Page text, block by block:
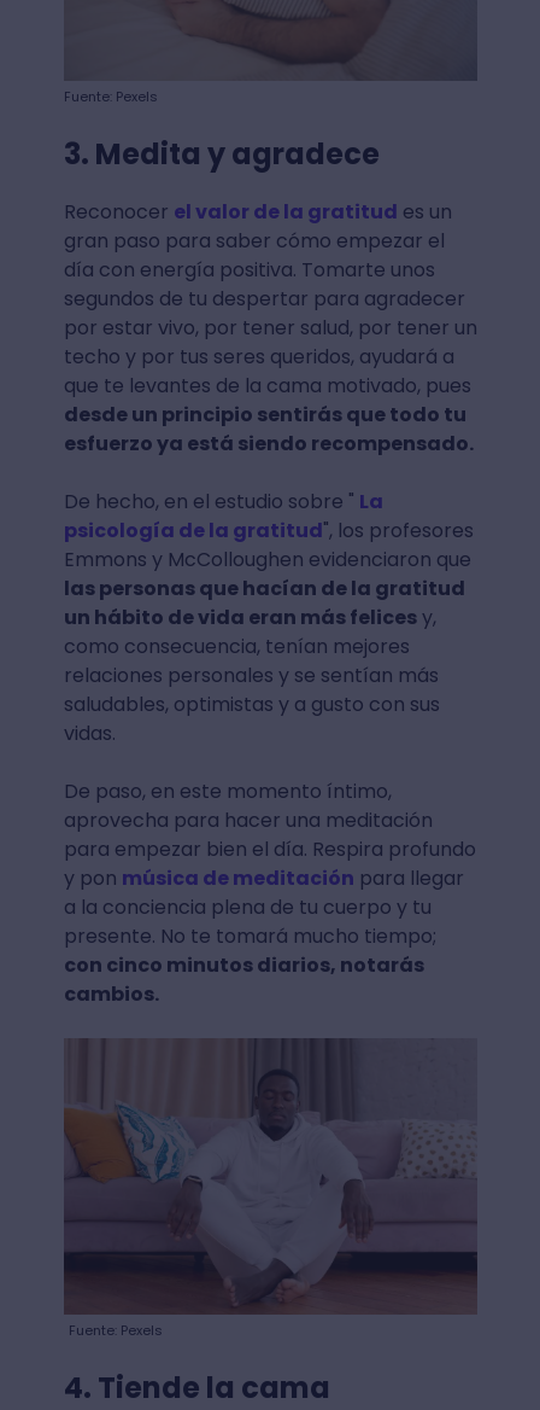
Fuente: Pexels
3. Medita y agradece
Reconocer el valor de la gratitud es un
gran paso para saber cómo empezar el
día con energía positiva. Tomarte unos
segundos de tu despertar para agradecer
por estar vivo, por tener salud, por tener un
techo y por tus seres queridos, ayudará a
que te levantes de la cama motivado, pues
desde un principio sentirás que todo tu
esfuerzo ya está siendo recompensado.
De hecho, en el estudio sobre " La
psicología de la gratitud", los profesores
Emmons y McColloughen evidenciaron que
las personas que hacían de la gratitud
un hábito de vida eran más felicesy,
como consecuencia, tenían mejores
relaciones personales y se sentían más
saludables, optimistas y a gusto con sus
vidas.
De paso, en este momento íntimo,
aprovecha para hacer una meditación
para empezar bien el día. Respira profundo
y pon música de meditación para llegar
a la conciencia plena de tu cuerpo y tu
presente. No te tomará mucho tiempo;
con cinco minutos diarios, notarás
cambios.
Fuente: Pexels
4. Tiende la cama